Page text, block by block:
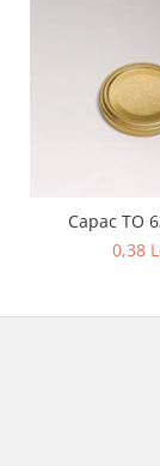
Capac TO
0,38